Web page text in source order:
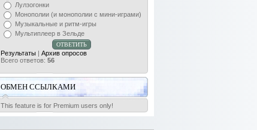
Лулзогонки
Монополии (и монополии с мини-играми)
Музыкальные и ритм-игры
Мультиплеер в Зельде
Результаты | Архив опросов
Всего ответов: 56
ОБМЕН ССЫЛКАМИ
This feature is for Premium users only!